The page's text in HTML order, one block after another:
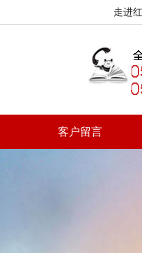
走进
客户留言